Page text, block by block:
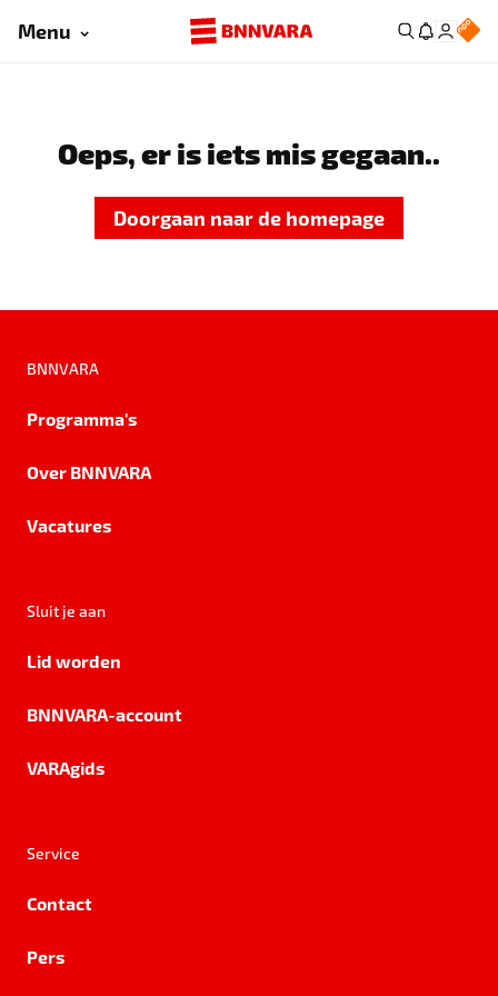
Menu
Oeps, er is iets mis gegaan..
Doorgaan naar de homepage
BNNVARA
Programma's
Over BNNVARA
Vacatures
Sluit je aan
Lid worden
BNNVARA-account
VARAgids
Service
Contact
Pers